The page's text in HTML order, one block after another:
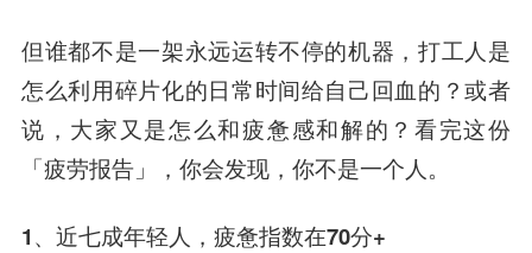
但谁都不是一架永远运转不停的机器，打工人是
怎么利用碎片化的日常时间给自己回血的？或者
说，大家又是怎么和疲惫感和解的？看完这份
「疲劳报告」，你会发现，你不是一个人。
1、近七成年轻人，疲惫指数在70分+